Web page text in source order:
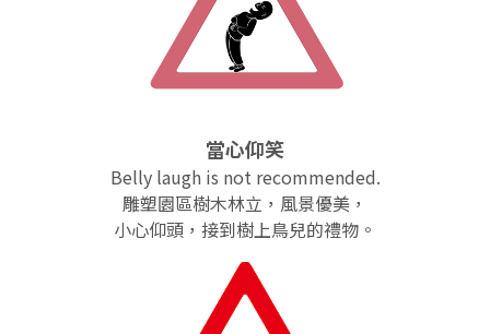
當心仰笑
Belly laugh is not recommended.
雕塑園區樹木林立，風景優美，
小心仰頭，接到樹上鳥兒的禮物。